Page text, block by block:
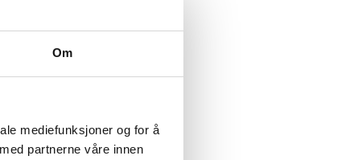
Om
mediefunksjoner og for å
partnerne våre innen